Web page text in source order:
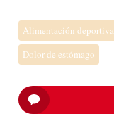
Alimentación deportiva
Dolor de estómago